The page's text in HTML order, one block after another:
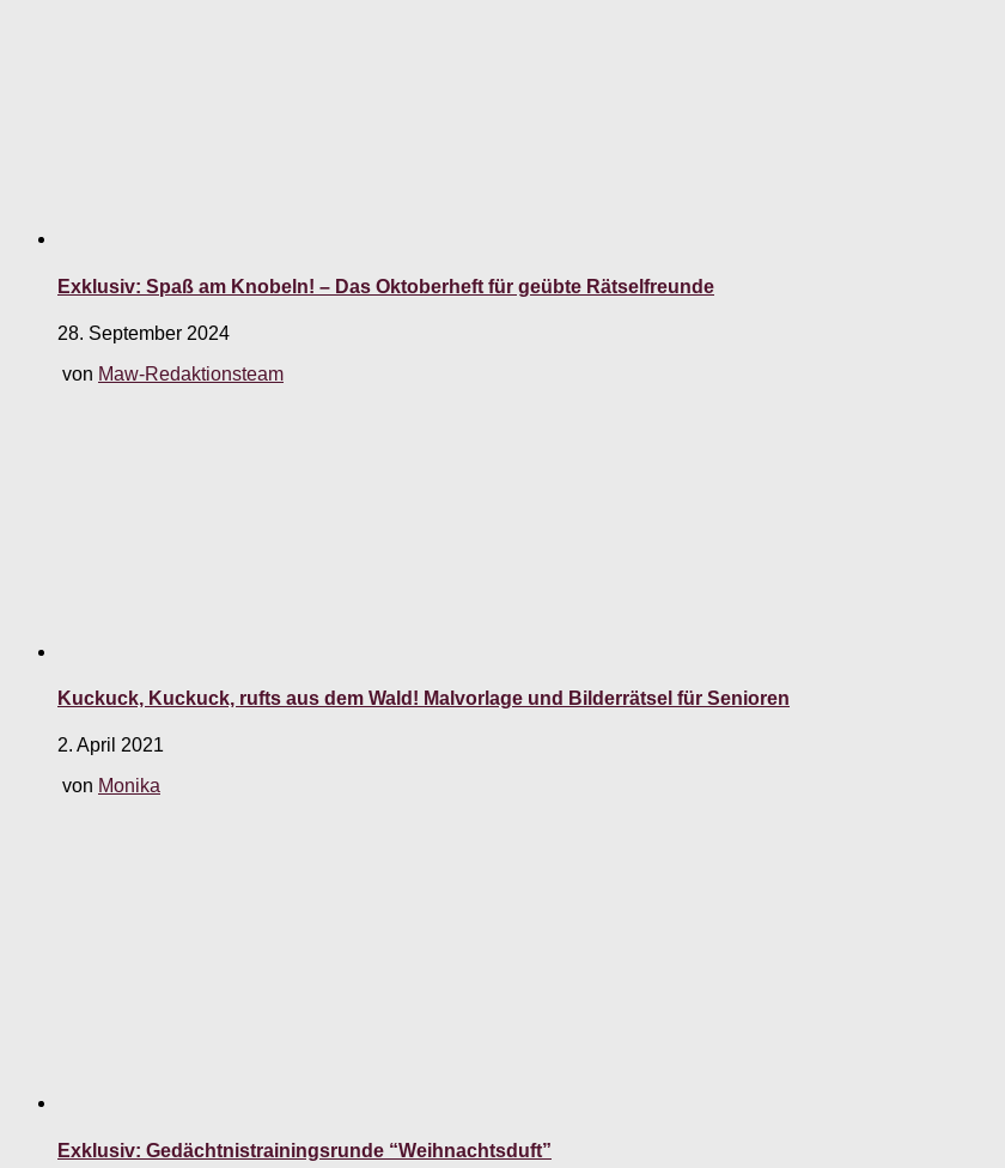
Exklusiv: Spaß am Knobeln! – Das Oktoberheft für geübte Rätselfreunde
28. September 2024
von Maw-Redaktionsteam
Kuckuck, Kuckuck, rufts aus dem Wald! Malvorlage und Bilderrätsel für Senioren
2. April 2021
von Monika
Exklusiv: Gedächtnistrainingsrunde “Weihnachtsduft”